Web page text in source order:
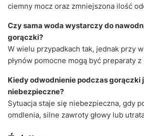
ciemny mocz oraz zmniejszona ilość
Czy sama woda wystarczy do
gorączki?
W wielu przypadkach tak, jednak przy
płynów pomocne mogą być preparaty
Kiedy odwodnienie podczas gorączki
niebezpieczne?
Sytuacja staje się niebezpieczna, gdy
omdlenia, silne zawroty głowy lub